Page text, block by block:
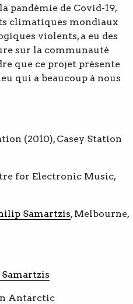
pandémie de Covid-19,
climatiques mondiaux
violents, a eu des
sur la communauté
que ce projet présente
qui a beaucoup à nous
(2010), Casey Station
for Electronic Music,
Samartzis, Melbourne,
Antarctic